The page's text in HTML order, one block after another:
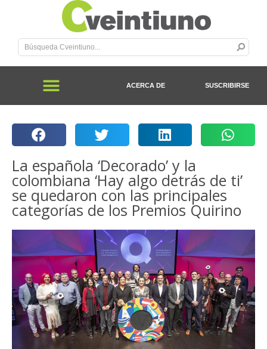
ACERCA DE SUSCRIBIRSE
La española ‘Decorado’ y la
colombiana ‘Hay algo detrás de ti’
se quedaron con las principales
categorías de los Premios Quirino